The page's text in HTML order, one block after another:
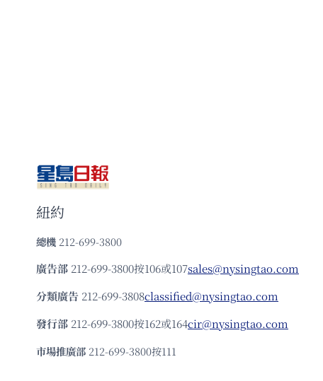
紐約
總機 212-699-3800
廣告部 212-699-3800按106或107sales@nysingtao.com
分類廣告 212-699-3808classified@nysingtao.com
發⾏部 212-699-3800按162或164cir@nysingtao.com
市場推廣部 212-699-3800按111